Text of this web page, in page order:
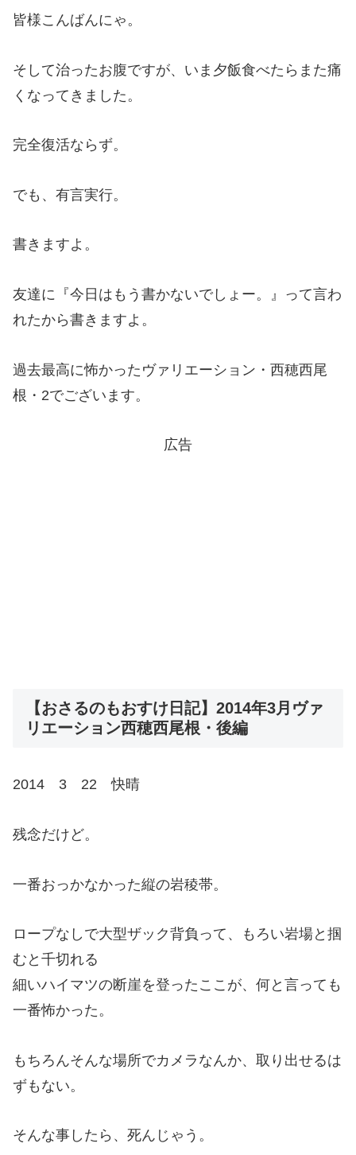
皆様こんばんにゃ。
そして治ったお腹ですが、いま夕飯食べたらまた痛
くなってきました。
完全復活ならず。
でも、有言実行。
書きますよ。
友達に『今日はもう書かないでしょー。』って言わ
れたから書きますよ。
過去最高に怖かったヴァリエーション・西穂西尾
根・2でございます。
広告
【おさるのもおすけ日記】2014年3月ヴァ
リエーション西穂西尾根・後編
2014 3 22 快晴
残念だけど。
一番おっかなかった縦の岩稜帯。
ロープなしで大型ザック背負って、もろい岩場と掴
むと千切れる
細いハイマツの断崖を登ったここが、何と言っても
一番怖かった。
もちろんそんな場所でカメラなんか、取り出せるは
ずもない。
そんな事したら、死んじゃう。